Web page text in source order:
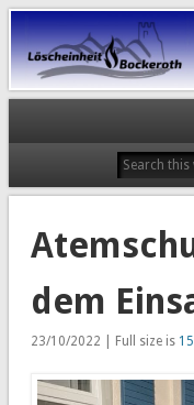
dem
23/10/2022 | Full size is